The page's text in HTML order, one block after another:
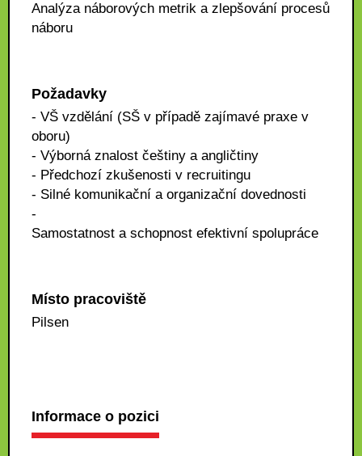
Analýza náborových metrik a zlepšování procesů
náboru
Požadavky
- VŠ vzdělání (SŠ v případě zajímavé praxe v
oboru)
- Výborná znalost češtiny a angličtiny
- Předchozí zkušenosti v recruitingu
- Silné komunikační a organizační dovednosti
-
Samostatnost a schopnost efektivní spolupráce
Místo pracoviště
Pilsen
Informace o pozici